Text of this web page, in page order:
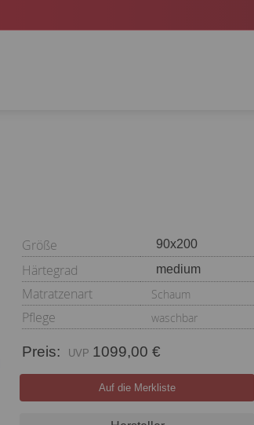
Größe
Härtegrad
Matratzenart
Schaum
Pflege waschbar
Preis: 1099,00 €
Auf die Merkliste